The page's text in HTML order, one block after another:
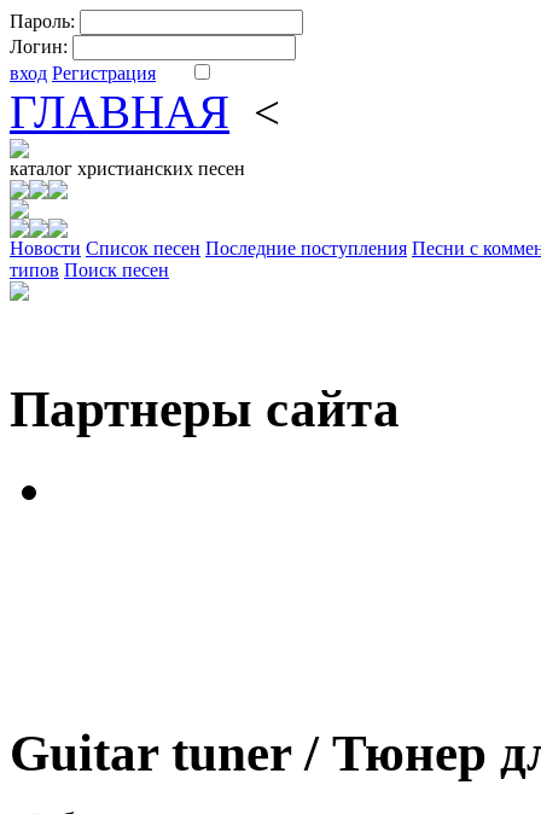
Пароль:
Логин:
вход Регистрация
ГЛАВНАЯ <
каталог христианских песен
Новости Cписок песен Последние поступления Песни с
типов Поиск песен
Партнеры сайта
Guitar tuner / Тюнер